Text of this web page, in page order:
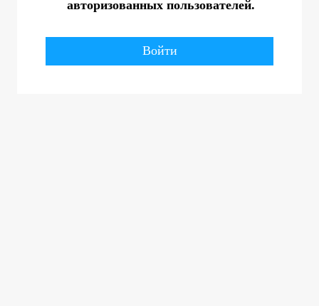
авторизованных пользователей.
Войти